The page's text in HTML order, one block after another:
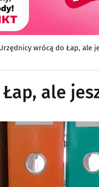
wrócą do Łap, ale
ale